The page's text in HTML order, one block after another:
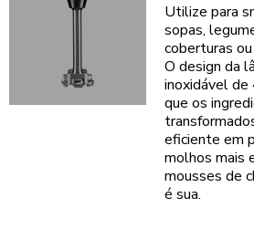
Utilize para
sopas,
coberturas
O design da
inoxidável
que os
eficiente em
molhos mais
mousses de
é sua.